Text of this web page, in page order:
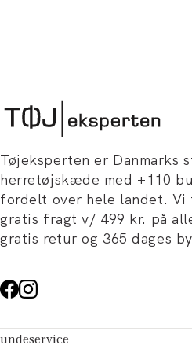
Tøjeksperten er Danmarks
herretøjskæde med +110
fordelt over hele landet.
gratis fragt v/ 499 kr. på
gratis retur og 365 dages